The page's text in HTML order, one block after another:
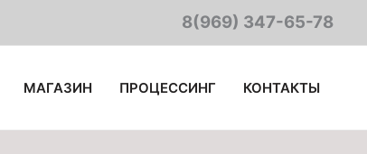
8(969) 347-65-78
МАГАЗИН ПРОЦЕССИНГ КОНТАКТЫ